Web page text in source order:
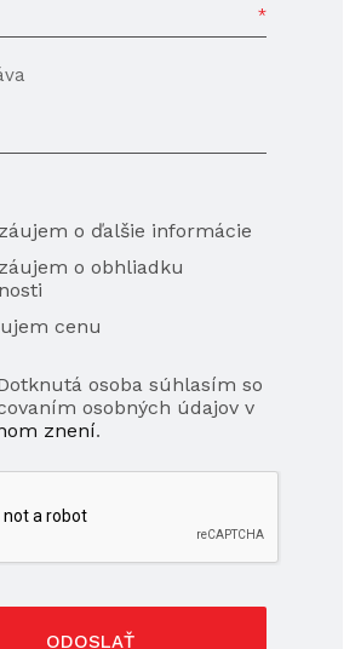
o ďalšie informácie
o obhliadku
cenu
osoba súhlasím so
osobných údajov v
znení.
ODOSLAŤ